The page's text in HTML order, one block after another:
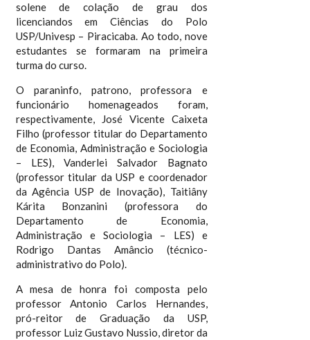
solene de colação de grau dos
licenciandos em Ciências do Polo
USP/Univesp – Piracicaba. Ao todo, nove
estudantes se formaram na primeira
turma do curso.
O paraninfo, patrono, professora e
funcionário homenageados foram,
respectivamente, José Vicente Caixeta
Filho (professor titular do Departamento
de Economia, Administração e Sociologia
– LES), Vanderlei Salvador Bagnato
(professor titular da USP e coordenador
da Agência USP de Inovação), Taitiâny
Kárita Bonzanini (professora do
Departamento de Economia,
Administração e Sociologia – LES) e
Rodrigo Dantas Amâncio (técnico-
administrativo do Polo).
A mesa de honra foi composta pelo
professor Antonio Carlos Hernandes,
pró-reitor de Graduação da USP,
professor Luiz Gustavo Nussio, diretor da